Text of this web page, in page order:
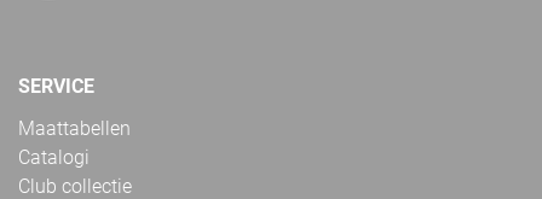
SERVICE
Maattabellen
Catalogi
Club collectie